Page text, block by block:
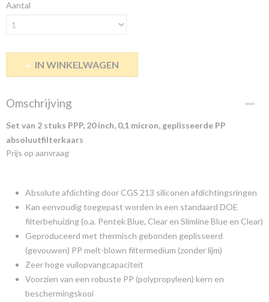
Aantal
IN WINKELWAGEN
Omschrijving
Set van 2 stuks PPP, 20 inch, 0,1 micron, geplisseerde PP
absoluutfilterkaars
Prijs op aanvraag
Absolute afdichting door CGS 213 siliconen afdichtingsringen
Kan eenvoudig toegepast worden in een standaard DOE
filterbehuizing (o.a. Pentek Blue, Clear en Slimline Blue en Clear)
Geproduceerd met thermisch gebonden geplisseerd
(gevouwen) PP melt-blown filtermedium (zonder lijm)
Zeer hoge vuilopvangcapaciteit
Voorzien van een robuste PP (polypropyleen) kern en
beschermingskooi